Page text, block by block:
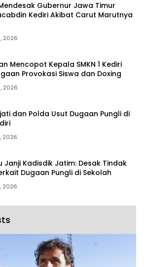
Kediri Akibat Carut Marutnya
2026
Mencopot Kepala SMKN 1 Kediri
Provokasi Siswa dan Doxing
2026
dan Polda Usut Dugaan Pungli di
2026
Janji Kadisdik Jatim: Desak Tindak
Dugaan Pungli di Sekolah
2026